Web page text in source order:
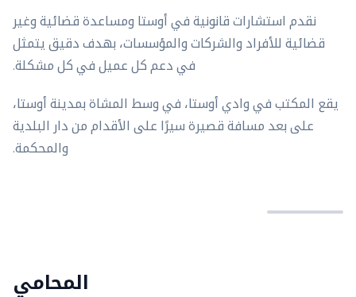
نقدم استشارات قانونية في أوستا ومساعدة قضائية وغير
قضائية للأفراد والشركات والمؤسسات، بهدف دقيق يتمثل
في دعم كل عميل في كل مشكلة.
يقع المكتب في وادي أوستا، في وسط المشاة بمدينة أوستا،
على بعد مسافة قصيرة سيرًا على الأقدام من دار البلدية
والمحكمة.
المحامي